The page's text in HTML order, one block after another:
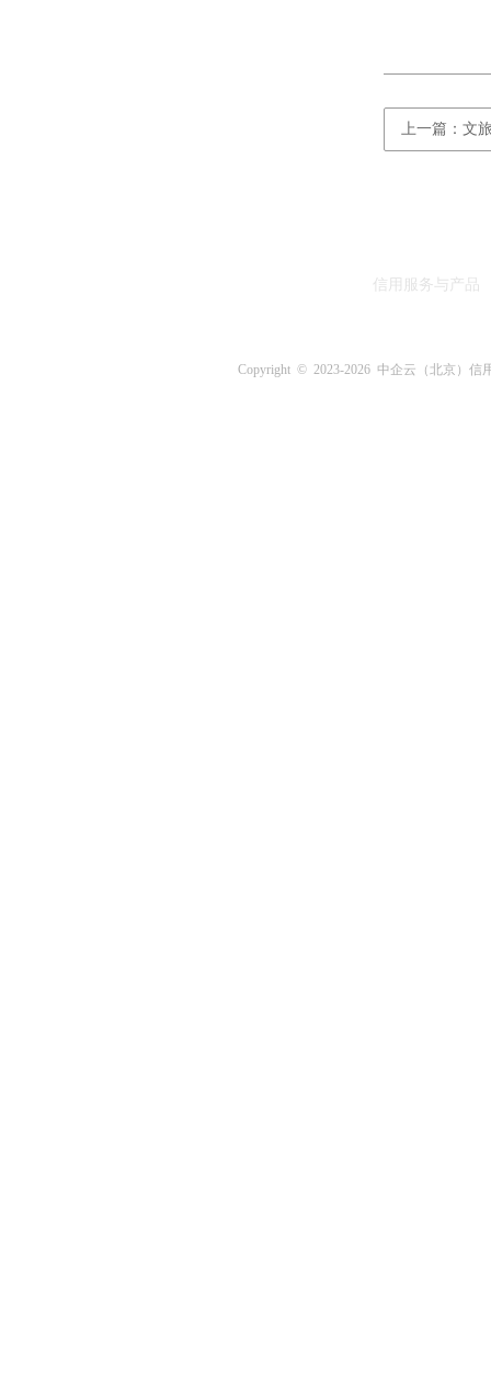
上一篇：文
信用服务与产品
Copyright © 2023-2026 中企云（北京）信